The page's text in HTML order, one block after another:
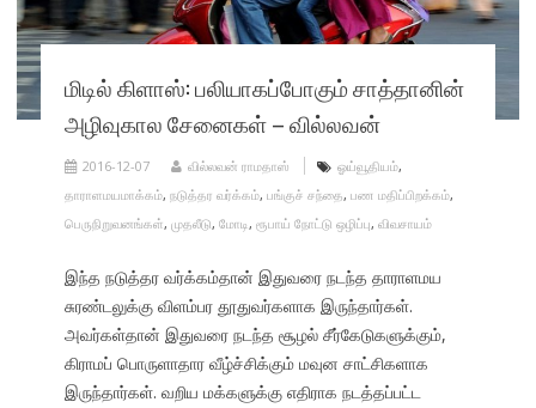
மிடில் கிளாஸ்: பலியாகப்போகும் சாத்தானின்
அழிவுகால சேனைகள் – வில்லவன்
2016-12-07 வில்லவன் ராமதாஸ் ஓய்வூதியம்,
தாராளமயமாக்கம், நடுத்தர வர்க்கம், பங்குச் சந்தை, பண மதிப்பிறக்கம்,
பெருநிறுவனங்கள், முதலீடு, மோடி, ரூபாய் நோட்டு ஒழிப்பு, விவசாயம்
இந்த நடுத்தர வர்க்கம்தான் இதுவரை நடந்த தாராளமய
சுரண்டலுக்கு விளம்பர தூதுவர்களாக இருந்தார்கள்.
அவர்கள்தான் இதுவரை நடந்த சூழல் சீர்கேடுகளுக்கும்,
கிராமப் பொருளாதார வீழ்ச்சிக்கும் மவுன சாட்சிகளாக
இருந்தார்கள். வறிய மக்களுக்கு எதிராக நடத்தப்பட்ட